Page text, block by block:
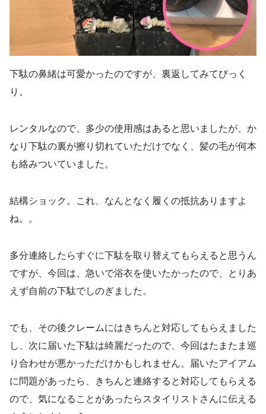
下駄の鼻緒は可愛かったのですが、裏返してみてびっく
り。
レンタルなので、多少の使用感はあると思いましたが、か
なり下駄の裏が擦り切れていただけでなく、髪の毛が何本
も絡みついていました。
結構ショック。これ、なんとなく履くの抵抗ありますよ
ね。。
多分連絡したらすぐに下駄を取り替えてもらえると思うん
ですが、今回は、急いで浴衣を使いたかったので、とりあ
えず自前の下駄でしのぎました。
でも、その後クレームにはきちんと対応してもらえました
し、次に届いた下駄は綺麗だったので、今回はたまたま巡
り合わせが悪かっただけかもしれません。届いたアイアム
に問題があったら、きちんと連絡すると対応してもらえる
ので、気になることがあったらスタイリストさんに伝える